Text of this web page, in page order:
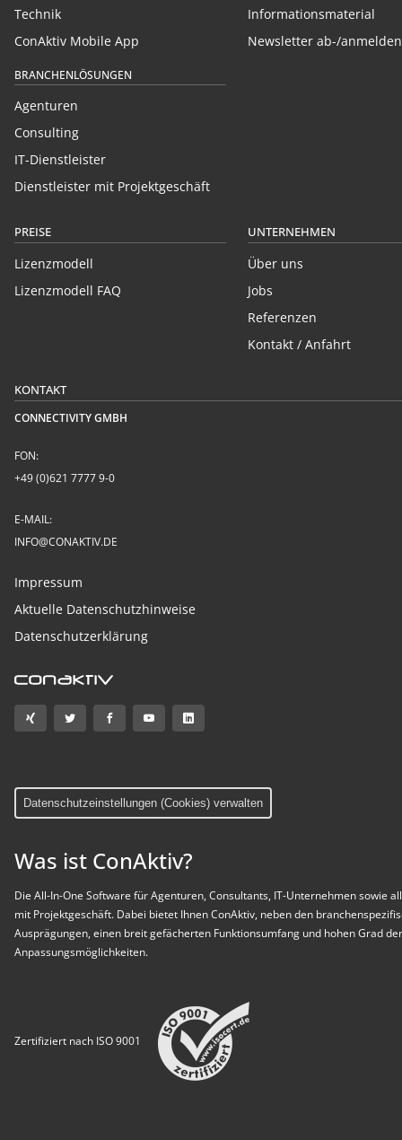
Technik
ConAktiv Mobile App
BRANCHENLÖSUNGEN
Agenturen
Consulting
IT-Dienstleister
Dienstleister mit Projektgeschäft
Informationsmaterial
Newsletter ab-/anmelden
PREISE
Lizenzmodell
Lizenzmodell FAQ
UNTERNEHMEN
Über uns
Jobs
Referenzen
Kontakt / Anfahrt
KONTAKT
CONNECTIVITY GMBH
FON:
+49 (0)621 7777 9-0
E-MAIL:
INFO@CONAKTIV.DE
Impressum
Aktuelle Datenschutzhinweise
Datenschutzerklärung
Datenschutzeinstellungen (Cookies) verwalten
Was ist ConAktiv?
Die All-In-One Software für Agenturen, Consultants, IT-Unternehmen sowie
mit Projektgeschäft. Dabei bietet Ihnen ConAktiv, neben den
Ausprägungen, einen breit gefächerten Funktionsumfang und hohen Grad
Anpassungsmöglichkeiten.
Zertifiziert nach ISO 9001